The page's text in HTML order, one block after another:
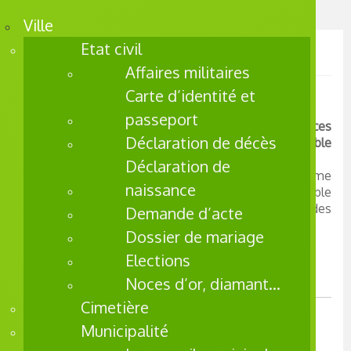
navigation
content
Soyons respectueux entre voisins
Informations pratiques en matière de nuisances
sonores et d’environnement pour bien vivre ensemble
Quelque soit la situation… nuisances sonores, problème
lié à l’environnement, préférez une approche amiable
avec votre interlocuteur. Si elle ne s’améliore pas… des
règlementations existent.
LES NUISANCES SONORES
Ville
Etat civil
Affaires militaires
Carte d’identité et
passeport
Déclaration de décès
Déclaration de
naissance
Demande d’acte
Dossier de mariage
Elections
Noces d’or, diamant…
Cimetière
Municipalité